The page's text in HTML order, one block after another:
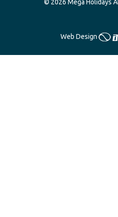
r© 2026 Mega Holidays
Web Design